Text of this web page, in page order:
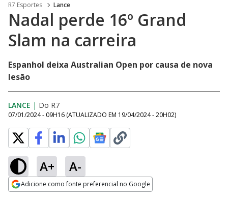
R7 Esportes Lance
Nadal perde 16º Grand
Slam na carreira
Espanhol deixa Australian Open por causa de nova
lesão
LANCE | Do R7
07/01/2024 - 09H16 (ATUALIZADO EM 19/04/2024 - 20H02)
A+ A-
Adicione como fonte preferencial no Google